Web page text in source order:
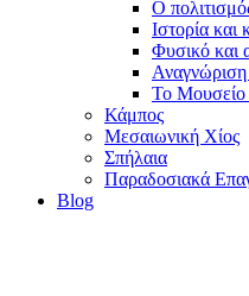
Ο
Ιστορία και
Φυσικό και
Το Μουσείο
Κάμπος
Μεσαιωνική Χίος
Σπήλαια
Παραδοσιακά
Blog